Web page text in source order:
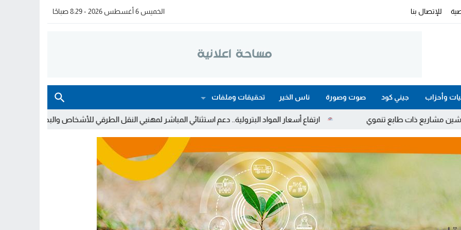
للإتصال بنا الخميس 6 أغسطس 2026 - 8:29 صباحًا
وأحزاب جيني كود صوت وصورة ناس الخير تحقيقات وملفات
ارتفاع أسعار المواد البترولية.. دعم استثنائي المباشر لمهنيي النقل الطرقي للأشخاص والبضائع خولة بيات إبنة مدينة تنموي